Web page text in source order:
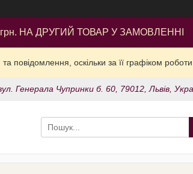
НА ДРУГИЙ ТОВАР У ЗАМОВЛЕННІ
оскільки за її графіком
Генерала Чупринки б. 60, 79012, Львів,